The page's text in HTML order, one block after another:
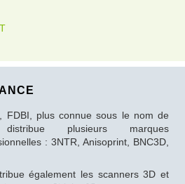
FDBI, plus connue sous le nom de
distribue plusieurs marques
: 3NTR, Anisoprint, BNC3D,
également les scanners 3D et